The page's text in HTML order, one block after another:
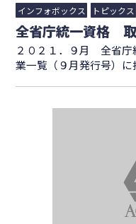
インフォボックス トピックス
全省庁統一資格
２０２１．９月 全省
業一覧（９月発行号）